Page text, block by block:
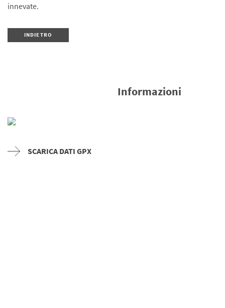
innevate.
INDIETRO
Informazioni
SCARICA DATI GPX